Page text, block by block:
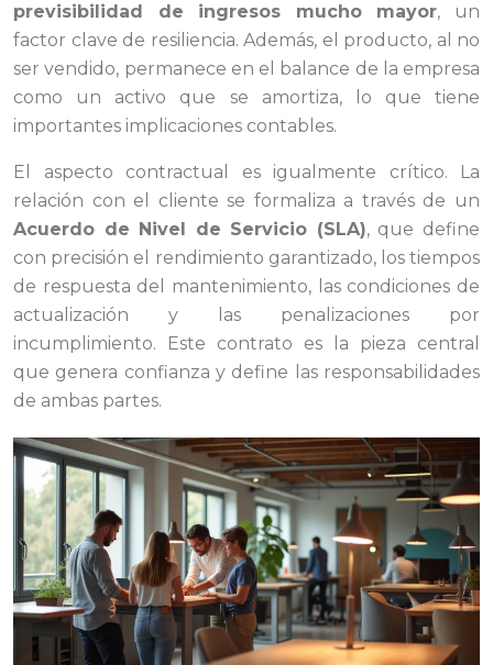
previsibilidad de ingresos mucho mayor, un
factor clave de resiliencia. Además, el producto, al no
ser vendido, permanece en el balance de la empresa
como un activo que se amortiza, lo que tiene
importantes implicaciones contables.
El aspecto contractual es igualmente crítico. La
relación con el cliente se formaliza a través de un
Acuerdo de Nivel de Servicio (SLA), que define
con precisión el rendimiento garantizado, los tiempos
de respuesta del mantenimiento, las condiciones de
actualización y las penalizaciones por
incumplimiento. Este contrato es la pieza central
que genera confianza y define las responsabilidades
de ambas partes.